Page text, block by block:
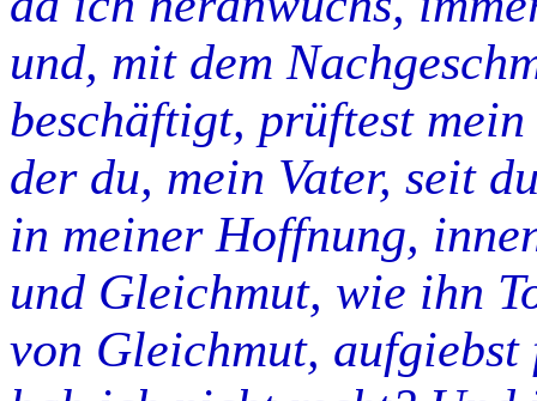
und, mit dem
beschäftigt, prüftest
der du, mein Vater, seit
in meiner Hoffnung,
und Gleichmut, wie ihn
von Gleichmut,